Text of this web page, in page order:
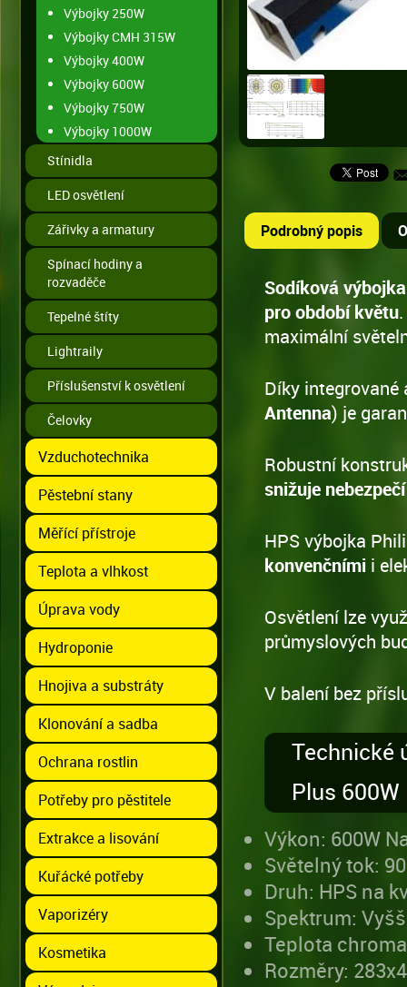
Výbojky 250W
Výbojky CMH 315W
Výbojky 400W
Výbojky 600W
Výbojky 750W
Výbojky 1000W
Stínidla
LED osvětlení
Zářivky a armatury
Spínací hodiny a
rozvaděče
Tepelné štíty
Lightraily
Příslušenství k osvětlení
Čelovky
Vzduchotechnika
Pěstební stany
Měřící přístroje
Teplota a vlhkost
Úprava vody
Hydroponie
Hnojiva a substráty
Klonování a sadba
Ochrana rostlin
Potřeby pro pěstitele
Extrakce a lisování
Kuřácké potřeby
Vaporizéry
Kosmetika
Podrobný popis
Sodíková výbojka
pro období květu
maximální
Díky integrované
Antenna) je
Robustní
snižuje
HPS výbojka
konvenčními i
Osvětlení lze
průmyslových
V balení bez
Technické
Plus 600W
Výkon: 600W
Světelný tok:
Druh: HPS na
Spektrum:
Teplota
Rozměry: